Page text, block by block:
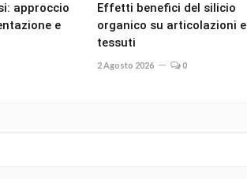
approccio
e
Effetti benefici del silicio
organico su articolazioni e
tessuti
2 Agosto 2026 0